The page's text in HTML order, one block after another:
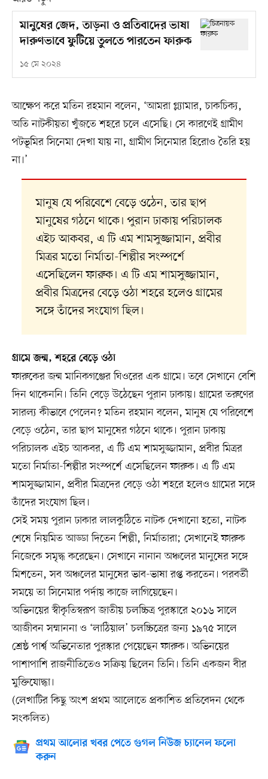
মানুষের জেদ, তাড়না ও প্রতিবাদের ভাষা
দারুণভাবে ফুটিয়ে তুলতে পারতেন ফারুক
১৫ মে ২০২৪
আক্ষেপ করে মতিন রহমান বলেন, ‘আমরা গ্ল্যামার, চাকচিক্য,
অতি নাটকীয়তা খুঁজতে শহরে চলে এসেছি। সে কারণেই গ্রামীণ
পটভূমির সিনেমা দেখা যায় না, গ্রামীণ সিনেমার হিরোও তৈরি হয়
না।’
মানুষ যে পরিবেশে বেড়ে ওঠেন, তার ছাপ
মানুষের গঠনে থাকে। পুরান ঢাকায় পরিচালক
এইচ আকবর, এ টি এম শামসুজ্জামান, প্রবীর
মিত্রর মতো নির্মাতা-শিল্পীর সংস্পর্শে
এসেছিলেন ফারুক। এ টি এম শামসুজ্জামান,
প্রবীর মিত্রদের বেড়ে ওঠা শহরে হলেও গ্রামের
সঙ্গে তাঁদের সংযোগ ছিল।
গ্রামে জন্ম, শহরে বেড়ে ওঠা
ফারুকের জন্ম মানিকগঞ্জের ঘিওরের এক গ্রামে। তবে সেখানে বেশি
দিন থাকেননি। তিনি বেড়ে উঠেছেন পুরান ঢাকায়। গ্রামের তরুণের
সারল্য কীভাবে পেলেন? মতিন রহমান বলেন, মানুষ যে পরিবেশে
বেড়ে ওঠেন, তার ছাপ মানুষের গঠনে থাকে। পুরান ঢাকায়
পরিচালক এইচ আকবর, এ টি এম শামসুজ্জামান, প্রবীর মিত্রর
মতো নির্মাতা-শিল্পীর সংস্পর্শে এসেছিলেন ফারুক। এ টি এম
শামসুজ্জামান, প্রবীর মিত্রদের বেড়ে ওঠা শহরে হলেও গ্রামের সঙ্গে
তাঁদের সংযোগ ছিল।
সেই সময় পুরান ঢাকার লালকুঠিতে নাটক দেখানো হতো, নাটক
শেষে নিয়মিত আড্ডা দিতেন শিল্পী, নির্মাতারা; সেখানেই ফারুক
নিজেকে সমৃদ্ধ করেছেন। সেখানে নানান অঞ্চলের মানুষের সঙ্গে
মিশতেন, সব অঞ্চলের মানুষের ভাব-ভাষা রপ্ত করতেন। পরবর্তী
সময়ে তা সিনেমার পর্দায় কাজে লাগিয়েছেন।
অভিনয়ের স্বীকৃতিস্বরূপ জাতীয় চলচ্চিত্র পুরস্কারে ২০১৬ সালে
আজীবন সম্মাননা ও ‘লাঠিয়াল’ চলচ্চিত্রের জন্য ১৯৭৫ সালে
শ্রেষ্ঠ পার্শ্ব অভিনেতার পুরস্কার পেয়েছেন ফারুক। অভিনয়ের
পাশাপাশি রাজনীতিতেও সক্রিয় ছিলেন তিনি। তিনি একজন বীর
মুক্তিযোদ্ধা।
(লেখাটির কিছু অংশ প্রথম আলোতে প্রকাশিত প্রতিবেদন থেকে
সংকলিত)
প্রথম আলোর খবর পেতে গুগল নিউজ চ্যানেল ফলো
করুন